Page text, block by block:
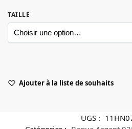
TAILLE
Ajouter à la liste de souhaits
UGS :